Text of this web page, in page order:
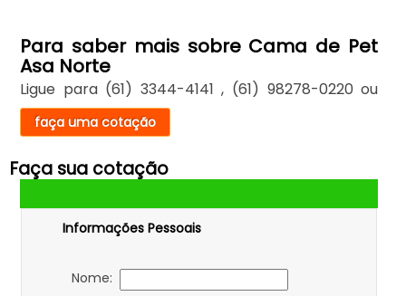
Para saber mais sobre Cama de Pet
Asa Norte
Ligue para (61) 3344-4141 , (61) 98278-0220 ou
faça uma cotação
Faça sua cotação
Informações Pessoais
Nome: